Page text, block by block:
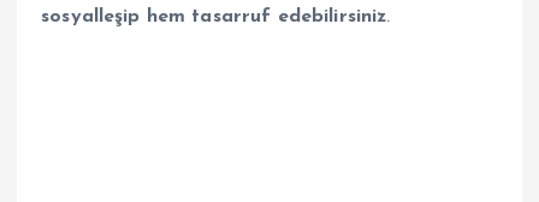
sosyalleşip hem tasarruf edebilirsiniz.